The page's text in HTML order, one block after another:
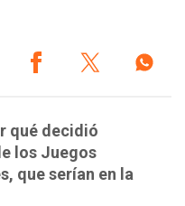
qué decidió
los Juegos
que serían en la